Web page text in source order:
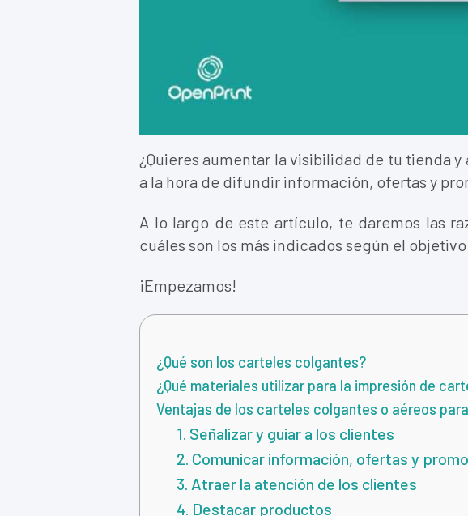
¿Quieres aumentar la visibilidad de tu tienda y
a la hora de difundir información, ofertas y
A lo largo de este artículo, te daremos las
cuáles son los más indicados según el
¡Empezamos!
¿Qué son los carteles colgantes?
¿Qué materiales utilizar para la impresión de
Ventajas de los carteles colgantes o aéreos
1. Señalizar y guiar a los clientes
2. Comunicar información, ofertas y
3. Atraer la atención de los clientes
4. Destacar productos